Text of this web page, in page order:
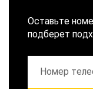
Оставьте
подберет